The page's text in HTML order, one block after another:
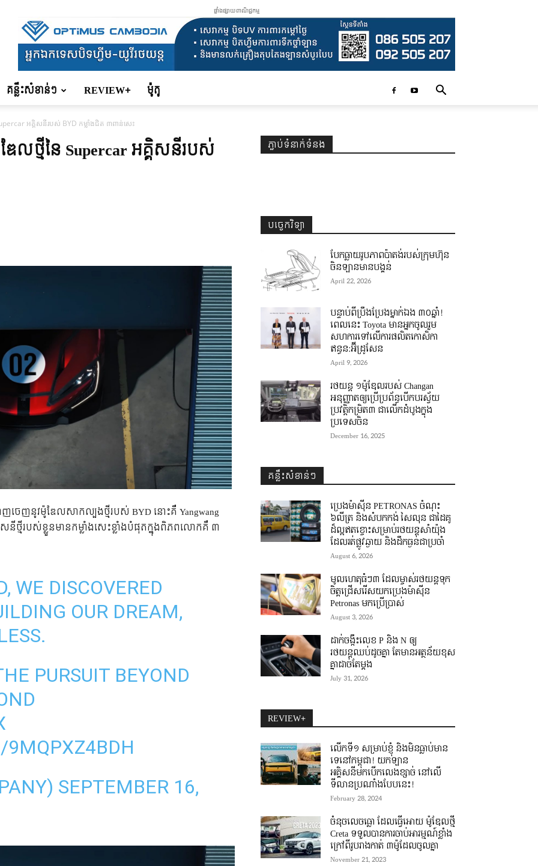
ផ្ទាំងផ្សាយពាណិជ្ជកម្ម
គន្លឹះសំខាន់ៗ REVIEW+ ម៉ូតូ
អគ្គិសនីរបស់ BYD កម្លាំងជិត ៣ពាន់សេះ
ែលថ្មីនៃ Supercar អគ្គិសនីរបស់
ាញចេញនូវម៉ូឌែលសាកល្បងថ្មីរបស់ BYD នោះគឺ Yangwang
នីថ្មីរបស់ខ្លួនមានកម្លាំងសេះខ្លាំងបំផុតក្នុងពិភពលោកគឺ ៣
WE DISCOVERED
OUR DREAM,
PURSUIT BEYOND
SEPTEMBER 16,
ភ្ជាប់ទំនាក់ទំនង
បច្ចេកវិទ្យា
បែកធ្លាយរូបភាពប៉ាតង់របស់ក្រុមហ៊ុន
ចិនឡានមានបង្គន់
April 22, 2026
បន្ទាប់ពីប្រឹងប្រែងម្នាក់ឯង ៣០ឆ្នាំ! ​
ពេលនេះ Toyota មានអ្នកចូលរួម
សហការទៅលើការផលិតកោសិកា
ឥន្ធន:អ៊ីដ្រូសែន
April 9, 2026
រថយន្ត ១ម៉ូឌែលរបស់ Changan
អនុញ្ញាតឲ្យប្រើប្រព័ន្ធបើកបរស្វ័យ
ប្រវត្តិកម្រិត៣ ជាលើកដំបូងក្នុង
ប្រទេសចិន
December 16, 2025
គន្លឹះសំខាន់ៗ
ប្រេងម៉ាស៊ីន PETRONAS ចំណុះ
៦លីត្រ និងសំបកកង់ សៃលុន ជាដៃគូ
ដ៏ល្អឥតខ្ចោះសម្រាប់រថយន្តសាំយ៉ុង
ដែលរត់ផ្លូវឆ្ងាយ និងដឹកធ្ងន់ជាប្រចាំ
August 6, 2026
មូលហេតុធំៗ៣ ដែលម្ចាស់រថយន្តទុក
ចិត្តជ្រើសរើសយកប្រេងម៉ាស៊ីន
Petronas មកប្រើប្រាស់
August 3, 2026
ដាក់ចង្កឹះលេខ P និង N ឲ្យ
រថយន្តឈប់ដូចគ្នា តែមានអត្ថន័យខុស
គ្នាដាច់តែម្តង
July 31, 2026
REVIEW+
លើកទី១ សម្រាប់ខ្ញុំ និងមិនធ្លាប់មាន
ទេនៅកម្ពុជា! យកឡាន
អគ្គិសនីមកបើកលេងខ្សាច់ នៅលើ
ទីលានប្រណាំងបែបនេះ!
February 28, 2024
ចំនុចលេចធ្លោ ដែលធ្វើអោយ ម៉ូឌែលថ្មី
Creta ទទួលបានការចាប់អារម្មណ៍ខ្លាំង
ក្រៅពីរូបរាងកាត់ ៣ម៉ូដែលចូលគ្នា
November 21, 2023